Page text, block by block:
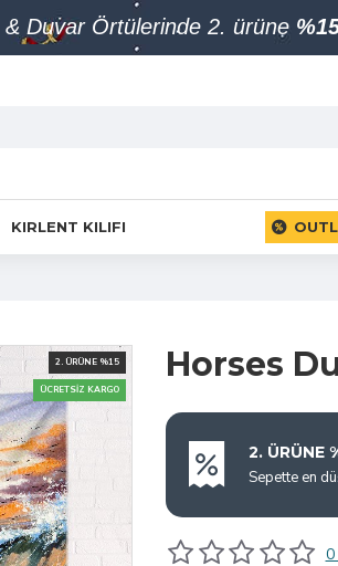
& Duvar Örtülerinde 2. ürüne
KIRLENT KILIFI
ÜCRETSIZ KARGO
2. ÜRÜNE %15 Horses
2. ÜRÜNE
Sepette en
0